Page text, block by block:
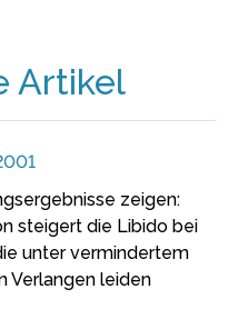
Artikel
zeigen:
steigert die Libido bei
unter vermindertem
Verlangen leiden